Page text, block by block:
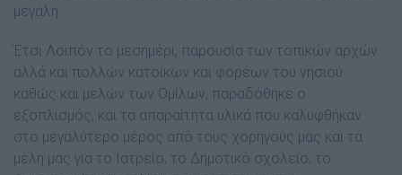
μεγάλη.
Έτσι Λοιπόν το μεσημέρι, παρουσία των τοπικών αρχών
αλλά και πολλών κατοίκων και φορέων του νησιού
καθώς και μελών των Ομίλων, παραδόθηκε ο
εξοπλισμός, και τα απαραίτητα υλικά που καλυφθήκαν
στο μεγαλύτερο μέρος από τους χορηγούς μας και τα
μέλη μας για το Ιατρείο, το Δημοτικό σχολείο, το